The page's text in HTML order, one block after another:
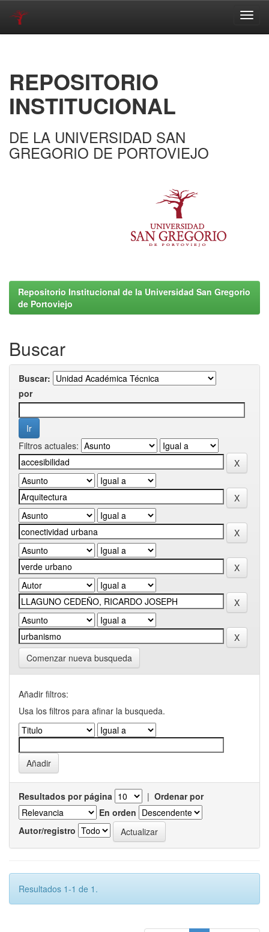
REPOSITORIO
INSTITUCIONAL
DE LA UNIVERSIDAD SAN
GREGORIO DE PORTOVIEJO
Repositorio Institucional de la Universidad San Gregorio
de Portoviejo
Buscar
Buscar:
por
Filtros actuales:
Comenzar nueva busqueda
Añadir filtros:
Usa los filtros para afinar la busqueda.
Resultados por página | Ordenar por
En orden
Autor/registro
Resultados 1-1 de 1.